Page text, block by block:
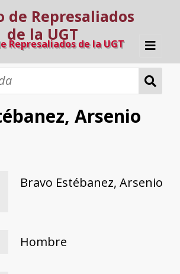
Represaliados de la UGT
Dinámica
Avanzada
y objetivos
Arsenio
Bravo Estébanez, Arsenio
Hombre